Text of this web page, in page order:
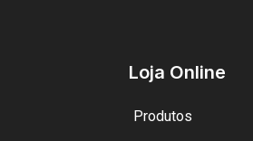
Loja Online
Produtos